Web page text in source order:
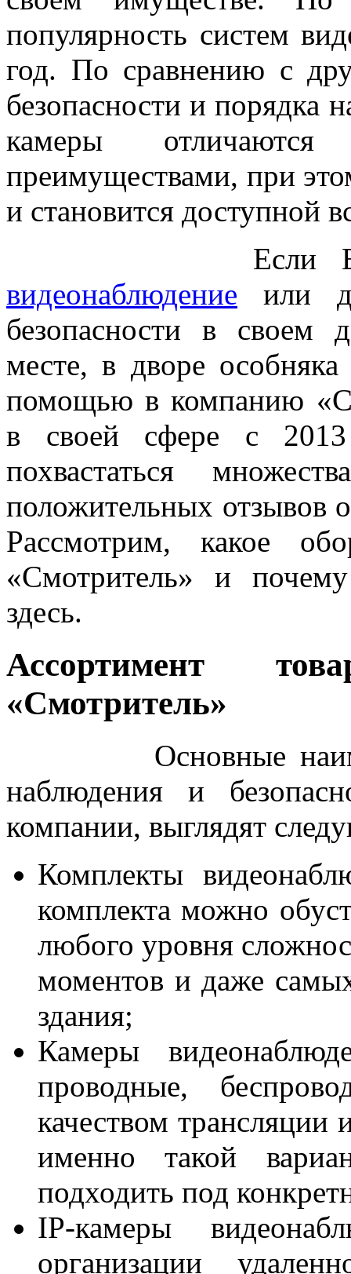
популярность систем
год. По сравнению с
безопасности и порядка
камеры
преимуществами, при
и становится доступной
Если Вас
видеонаблюдение или
безопасности в своем
месте, в дворе особняка
помощью в компанию
в своей сфере с
похвастаться
положительных отзывов
Рассмотрим, какое
«Смотритель» и
здесь.
Ассортимент
«Смотритель»
Основные
наблюдения и
компании, выглядят
Комплекты
комплекта можно
любого уровня
моментов и даже
здания;
Камеры
проводные,
качеством
именно такой
подходить под
IP-камеры
организации